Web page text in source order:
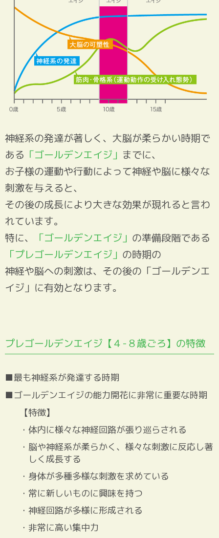
神経系の発達が著しく、大脳が柔らかい時期で
ある 「ゴールデンエイジ」 までに、
お子様の運動や行動によって神経や脳に様々な
刺激を与えると、
その後の成長により大きな効果が現れると言わ
れています。
特に、
「ゴールデンエイジ」 の準備段階である
「プレゴールデンエイジ」 の時期の
神経や脳への刺激は、その後の「ゴールデンエ
イジ」に有効となります。
プレゴールデンエイジ【４-８歳ごろ】の特徴
■最も神経系が発達する時期
■ゴールデンエイジの能力開花に非常に重要な時期
【特徴】
・体内に様々な神経回路が張り巡らされる
・脳や神経系が柔らかく、様々な刺激に反応し著
しく成長する
・身体が多種多様な刺激を求めている
・常に新しいものに興味を持つ
・神経回路が多様に形成される
・非常に高い集中力